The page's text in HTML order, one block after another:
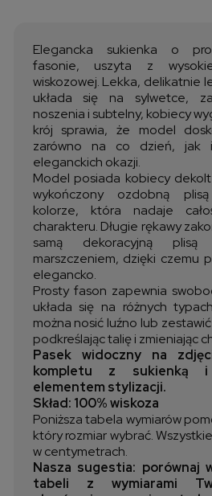
Elegancka sukienka o
fasonie, uszyta z
wiskozowej. Lekka, delikatnie
układa się na sylwetce,
noszenia i subtelny, kobiecy
krój sprawia, że model
zarówno na co dzień, jak
eleganckich okazji.
Model posiada kobiecy
wykończony ozdobną
kolorze, która nadaje
charakteru. Długie rękawy
samą dekoracyjną
marszczeniem, dzięki czemu
elegancko.
Prosty fason zapewnia
układa się na różnych
można nosić luźno lub
podkreślając talię i zmieniając
Pasek widoczny na
kompletu z sukienką i
elementem stylizacji.
Skład: 100% wiskoza
Poniższa tabela wymiarów
który rozmiar wybrać.
w centymetrach.
Nasza sugestia: porównaj
tabeli z wymiarami